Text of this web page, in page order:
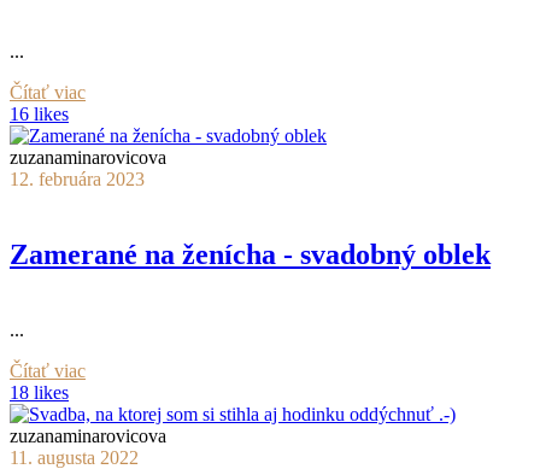
...
Čítať viac
16 likes
zuzanaminarovicova
12. februára 2023
Zamerané na ženícha - svadobný oblek
...
Čítať viac
18 likes
zuzanaminarovicova
11. augusta 2022